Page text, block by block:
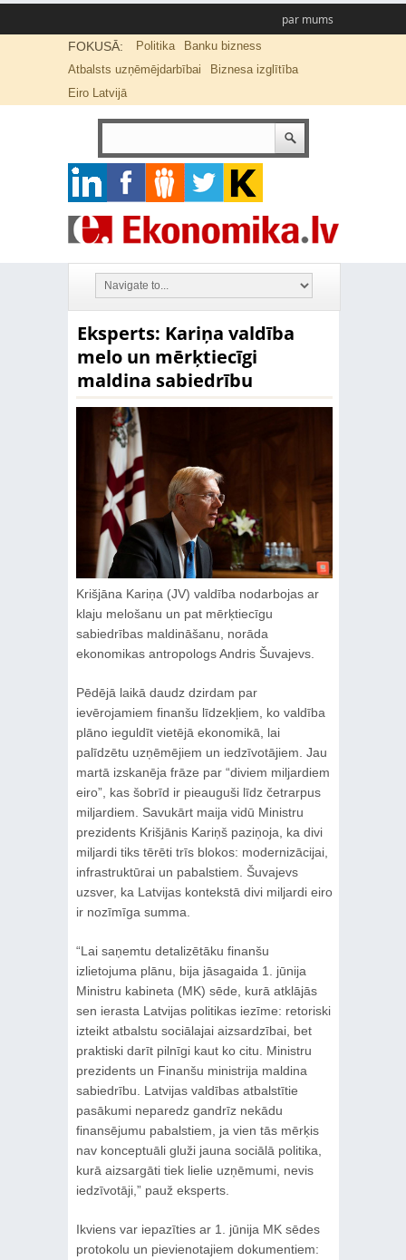
par mums
FOKUSĀ: Politika
Banku bizness
Atbalsts uzņēmējdarbībai
Biznesa izglītība
Eiro Latvijā
Eksperts: Kariņa valdība
melo un mērķtiecīgi
maldina sabiedrību
Krišjāna Kariņa (JV) valdība nodarbojas ar
klaju melošanu un pat mērķtiecīgu
sabiedrības maldināšanu, norāda
ekonomikas antropologs Andris Šuvajevs.
Pēdējā laikā daudz dzirdam par
ievērojamiem finanšu līdzekļiem, ko valdība
plāno ieguldīt vietējā ekonomikā, lai
palīdzētu uzņēmējiem un iedzīvotājiem. Jau
martā izskanēja frāze par “diviem miljardiem
eiro”, kas šobrīd ir pieauguši līdz četrarpus
miljardiem. Savukārt maija vidū Ministru
prezidents Krišjānis Kariņš paziņoja, ka divi
miljardi tiks tērēti trīs blokos: modernizācijai,
infrastruktūrai un pabalstiem. Šuvajevs
uzsver, ka Latvijas kontekstā divi miljardi eiro
ir nozīmīga summa.
“Lai saņemtu detalizētāku finanšu
izlietojuma plānu, bija jāsagaida 1. jūnija
Ministru kabineta (MK) sēde, kurā atklājās
sen ierasta Latvijas politikas iezīme: retoriski
izteikt atbalstu sociālajai aizsardzībai, bet
praktiski darīt pilnīgi kaut ko citu. Ministru
prezidents un Finanšu ministrija maldina
sabiedrību. Latvijas valdības atbalstītie
pasākumi neparedz gandrīz nekādu
finansējumu pabalstiem, ja vien tās mērķis
nav konceptuāli gluži jauna sociālā politika,
kurā aizsargāti tiek lielie uzņēmumi, nevis
iedzīvotāji,” pauž eksperts.
Ikviens var iepazīties ar 1. jūnija MK sēdes
protokolu un pievienotajiem dokumentiem: